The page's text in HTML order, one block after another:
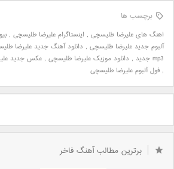
برچسب ها
اهنگ های علیرضا طلیسچی , اینستاگرام علیرضا طلیسچی ,
آلبوم جدید علیرضا طلیسچی , دانلود آهنگ جدید علیرضا
mp3 جدید
, دانلود موزیک علیرضا طلیسچی , عکس جدید
, فول آلبوم علیرضا طلیسچی
برترین مطالب آهنگ فاخر